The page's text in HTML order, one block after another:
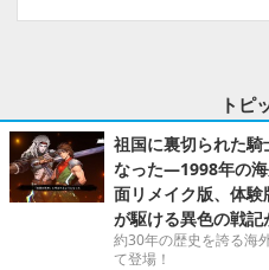
トピ
祖国に裏切られた
なった―1998年の海
面リメイク版、体
が駆ける異色の戦記
約30年の歴史を誇る海
て登場！